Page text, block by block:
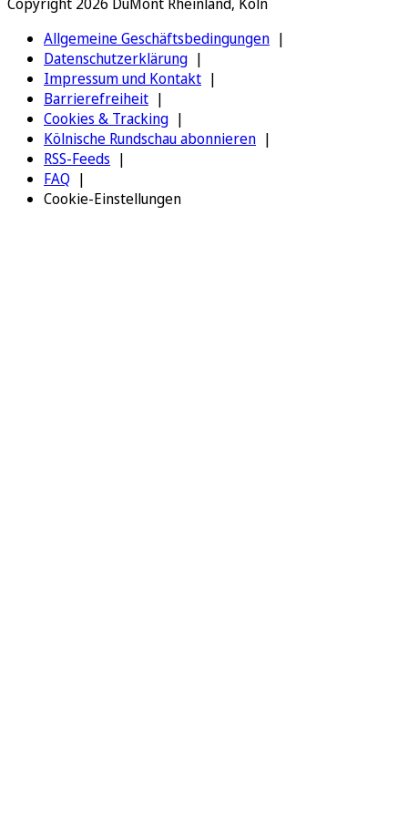
Copyright 2026 DuMont Rheinland, Köln
Allgemeine Geschäftsbedingungen
Datenschutzerklärung
Impressum und Kontakt
Barrierefreiheit
Cookies & Tracking
Kölnische Rundschau abonnieren
RSS-Feeds
FAQ
Cookie-Einstellungen